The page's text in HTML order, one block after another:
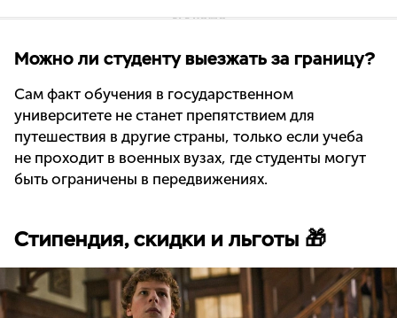
Можно ли студенту выезжать за границу?
Сам факт обучения в государственном
университете не станет препятствием для
путешествия в другие страны, только если учеба
не проходит в военных вузах, где студенты могут
быть ограничены в передвижениях.
Стипендия, скидки и льготы 🎁